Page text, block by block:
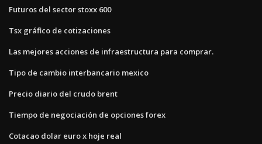
Futuros del sector stoxx 600
Tsx gráfico de cotizaciones
Las mejores acciones de infraestructura para comprar.
Tipo de cambio interbancario mexico
Precio diario del crudo brent
Tiempo de negociación de opciones forex
Cotacao dolar euro x hoje real